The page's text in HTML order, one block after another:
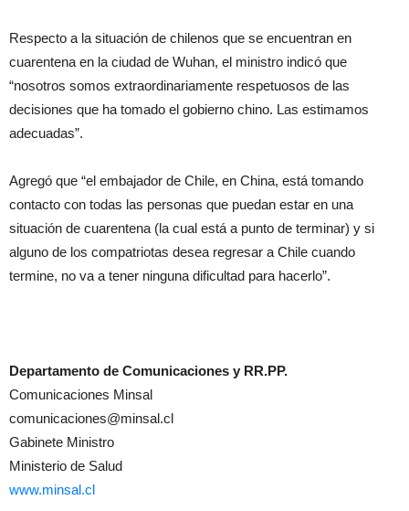
Respecto a la situación de chilenos que se encuentran en
cuarentena en la ciudad de Wuhan, el ministro indicó que
“nosotros somos extraordinariamente respetuosos de las
decisiones que ha tomado el gobierno chino. Las estimamos
adecuadas”.
Agregó que “el embajador de Chile, en China, está tomando
contacto con todas las personas que puedan estar en una
situación de cuarentena (la cual está a punto de terminar) y si
alguno de los compatriotas desea regresar a Chile cuando
termine, no va a tener ninguna dificultad para hacerlo”.
Departamento de Comunicaciones y RR.PP.
Comunicaciones Minsal
comunicaciones@minsal.cl
Gabinete Ministro
Ministerio de Salud
www.minsal.cl